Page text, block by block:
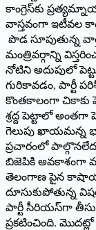
కాంగ్రెస్‌కు
వాస్తవంగా ఇటీవల
పొడ సూపుతున్న
మంత్రివర్గాన్ని
నోటిని అదుపులో
గురికావడం, పార్టీ
కొంతకాలంగా చికాకు
శ్రద్ద పెట్టాలో
గెలుపు ఖాయమన్న
ప్రచారంలో
బిజెపికి అవకాశంగా
తెలంగాణ పైన కాషాయ
దూసుకుపోతున్న
పార్టీ సీరియస్‌గా
ప్రకటించింది.